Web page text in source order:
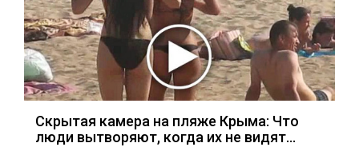
Скрытая камера на пляже Крыма: Что
люди вытворяют, когда их не видят...